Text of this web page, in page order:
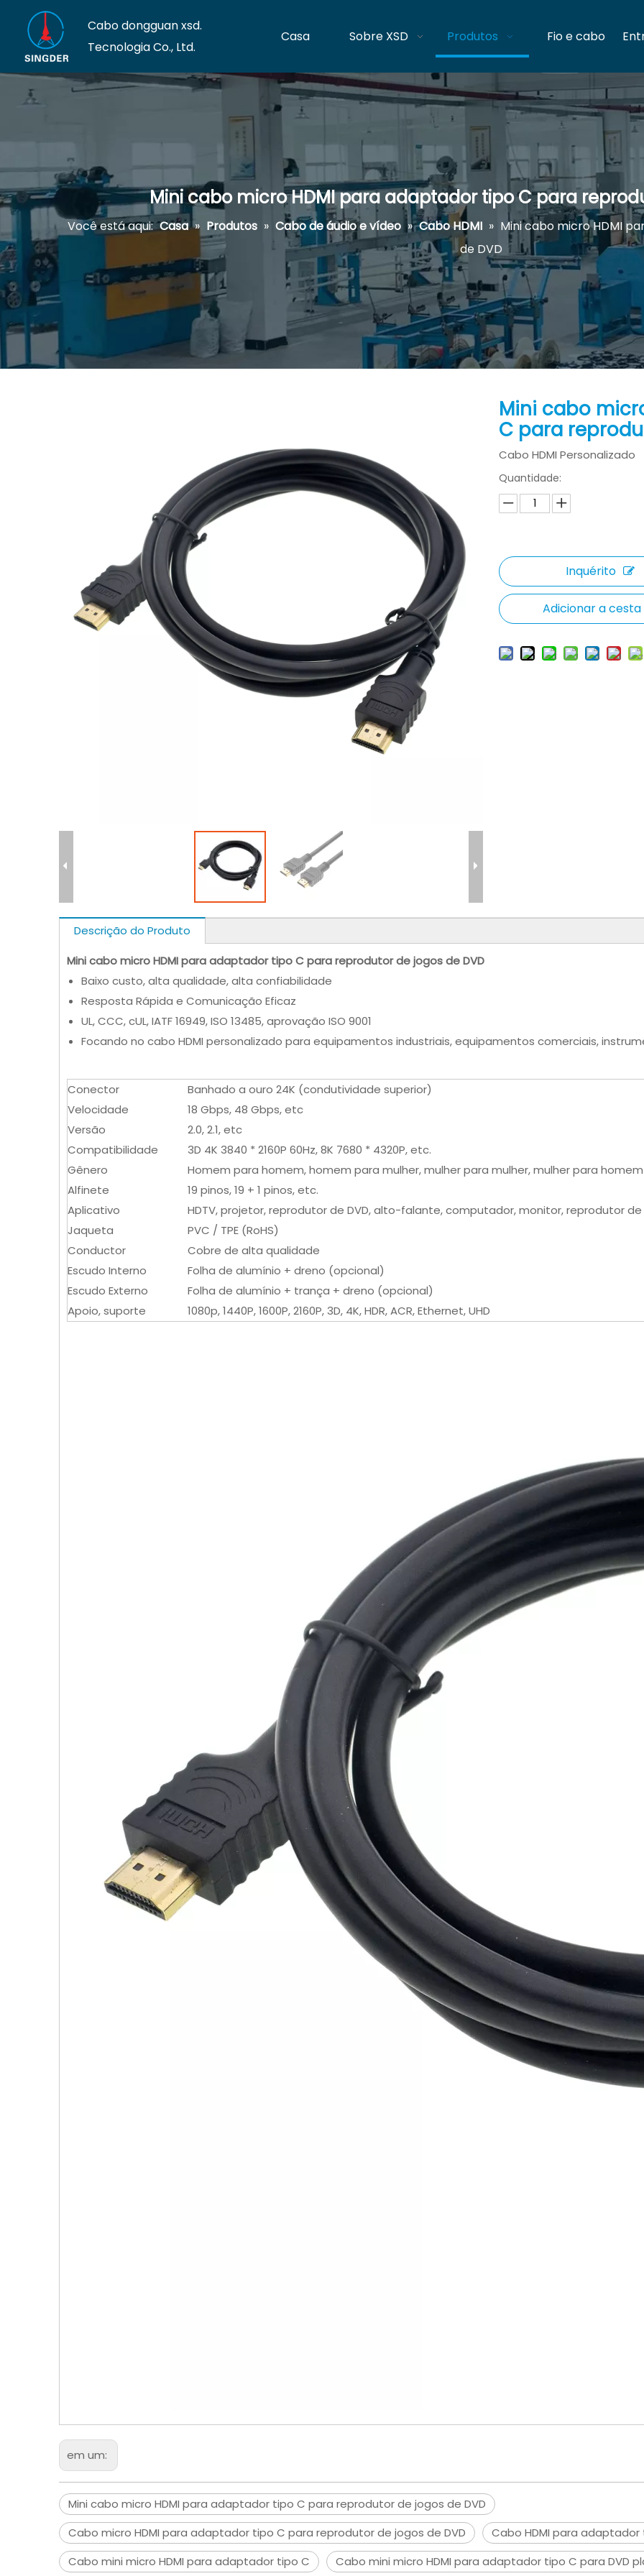
Cabo dongguan xsd.
Tecnologia Co., Ltd.
Casa Sobre XSD Produtos Fio e cabo
Mini cabo micro HDMI para adaptador tipo C para
Você está aqui: Casa » Produtos » Cabo de áudio e vídeo » Cabo HDMI » Mini cabo micro HDMI
de DVD
Mini cabo
C para
Cabo HDMI Personalizado
Quantidade:
Inquérito
Adicionar a cesta
Descrição do Produto
Mini cabo micro HDMI para adaptador tipo C para reprodutor de jogos de DVD
Baixo custo, alta qualidade, alta confiabilidade
Resposta Rápida e Comunicação Eficaz
UL, CCC, cUL, IATF 16949, ISO 13485, aprovação ISO 9001
Focando no cabo HDMI personalizado para equipamentos industriais, equipamentos comerciais,
Conector
Banhado a ouro 24K (condutividade superior)
Velocidade
18 Gbps, 48 ​​Gbps, etc
Versão
2.0, 2.1, etc
Compatibilidade
3D 4K 3840 * 2160P 60Hz, 8K 7680 * 4320P, etc.
Gênero
Homem para homem, homem para mulher, mulher para mulher, mulher para homem
Alfinete
19 pinos, 19 + 1 pinos, etc.
Aplicativo
HDTV, projetor, reprodutor de DVD, alto-falante, computador, monitor, reprodutor
Jaqueta
PVC / TPE (RoHS)
Conductor
Cobre de alta qualidade
Escudo Interno
Folha de alumínio + dreno (opcional)
Escudo Externo
Folha de alumínio + trança + dreno (opcional)
Apoio, suporte
1080p, 1440P, 1600P, 2160P, 3D, 4K, HDR, ACR, Ethernet, UHD
em um:
Mini cabo micro HDMI para adaptador tipo C para reprodutor de jogos de DVD
Cabo micro HDMI para adaptador tipo C para reprodutor de jogos de DVD
Cabo HDMI para
Cabo mini micro HDMI para adaptador tipo C
Cabo mini micro HDMI para adaptador tipo C para DVD